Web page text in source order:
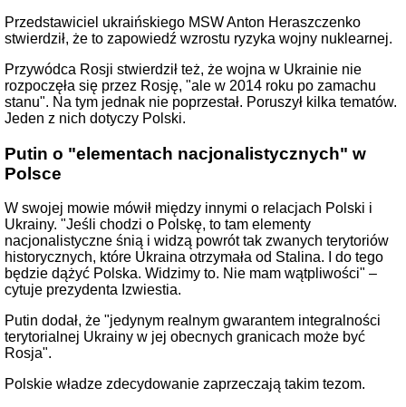
Przedstawiciel ukraińskiego MSW Anton Heraszczenko
stwierdził, że to zapowiedź wzrostu ryzyka wojny nuklearnej.
Przywódca Rosji stwierdził też, że wojna w Ukrainie nie
rozpoczęła się przez Rosję, "ale w 2014 roku po zamachu
stanu". Na tym jednak nie poprzestał. Poruszył kilka tematów.
Jeden z nich dotyczy Polski.
Putin o "elementach nacjonalistycznych" w
Polsce
W swojej mowie mówił między innymi o relacjach Polski i
Ukrainy. "Jeśli chodzi o Polskę, to tam elementy
nacjonalistyczne śnią i widzą powrót tak zwanych terytoriów
historycznych, które Ukraina otrzymała od Stalina. I do tego
będzie dążyć Polska. Widzimy to. Nie mam wątpliwości" –
cytuje prezydenta Izwiestia.
Putin dodał, że "jedynym realnym gwarantem integralności
terytorialnej Ukrainy w jej obecnych granicach może być
Rosja".
Polskie władze zdecydowanie zaprzeczają takim tezom.